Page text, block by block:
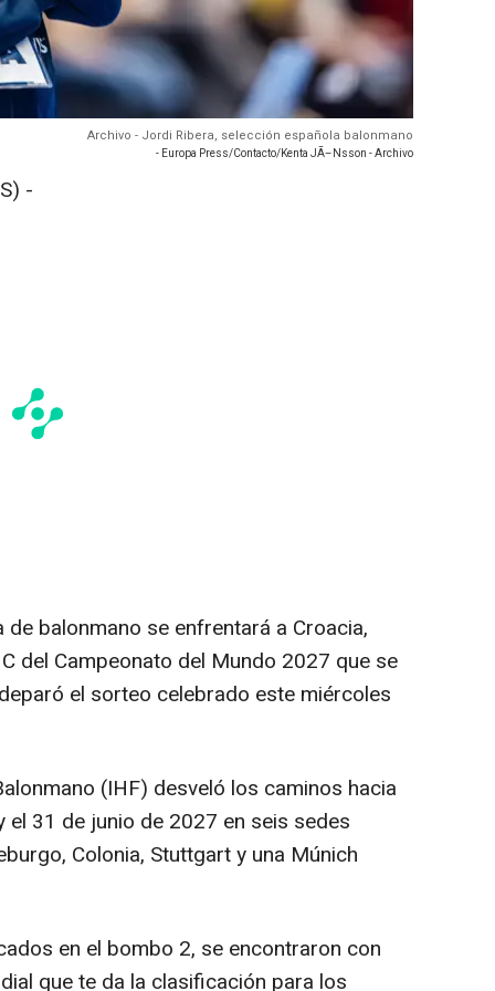
Archivo - Jordi Ribera, selección española balonmano
- Europa Press/Contacto/Kenta JÃ–Nsson - Archivo
-
balonmano se enfrentará a Croacia,
del Campeonato del Mundo 2027 que se
el sorteo celebrado este miércoles
(IHF) desveló los caminos hacia
31 de junio de 2027 en seis sedes
Colonia, Stuttgart y una Múnich
en el bombo 2, se encontraron con
que te da la clasificación para los